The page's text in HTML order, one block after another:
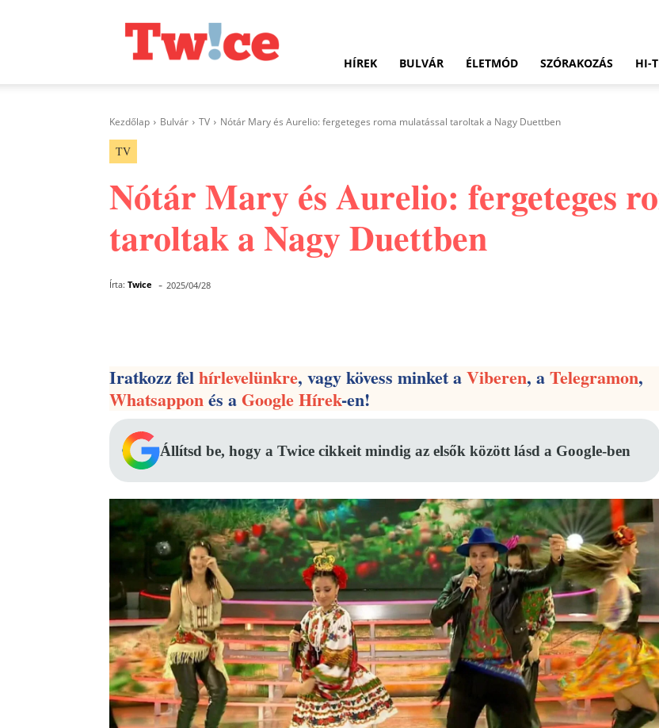
HÍREK BULVÁR ÉLETMÓD SZÓRAKOZÁS HI-
Kezdőlap Bulvár TV Nótár Mary és Aurelio: fergeteges roma mulatással taroltak a Nagy Duettben
TV
Nótár Mary és Aurelio: fergeteges
taroltak a Nagy Duettben
Írta: Twice - 2025/04/28
Iratkozz felhírlevelünkre, vagy kövess minket aViberen, aTelegramon,
Whatsapponés aGoogle Hírek-en!
Állítsd be, hogy a Twice cikkeit mindig az elsők között lásd a Google-ben